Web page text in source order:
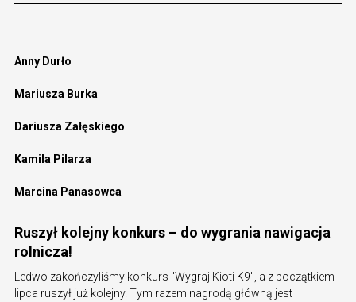
Anny Durło
Mariusza Burka
Dariusza Załęskiego
Kamila Pilarza
Marcina Panasowca
Ruszył kolejny konkurs – do wygrania nawigacja
rolnicza!
Ledwo zakończyliśmy konkurs "Wygraj Kioti K9", a z początkiem
lipca ruszył już kolejny. Tym razem nagrodą główną jest